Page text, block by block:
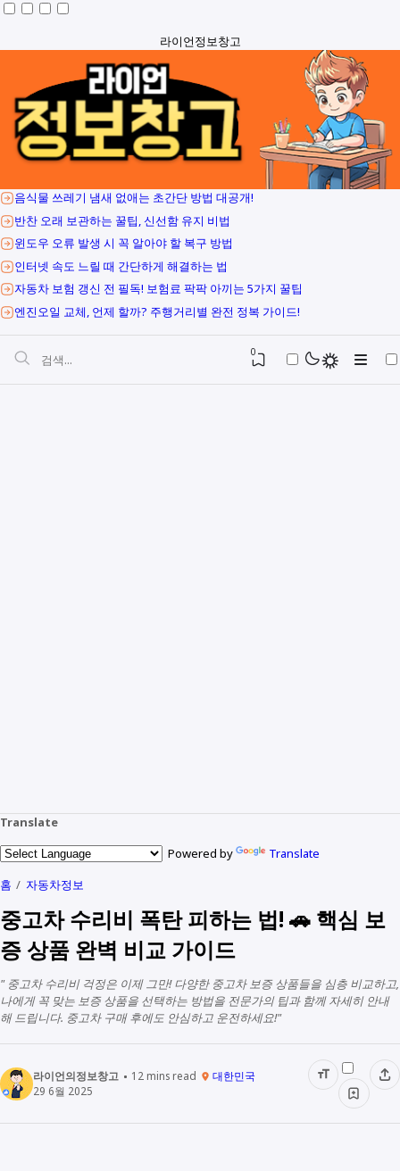
라이언정보창고
음식물 쓰레기 냄새 없애는 초간단 방법 대공개!
반찬 오래 보관하는 꿀팁, 신선함 유지 비법
윈도우 오류 발생 시 꼭 알아야 할 복구 방법
인터넷 속도 느릴 때 간단하게 해결하는 법
자동차 보험 갱신 전 필독! 보험료 팍팍 아끼는 5가지 꿀팁
엔진오일 교체, 언제 할까? 주행거리별 완전 정복 가이드!
0
Translate
Powered by
Translate
홈
자동차정보
중고차 수리비 폭탄 피하는 법! 🚗 핵심 보
증 상품 완벽 비교 가이드
" 중고차 수리비 걱정은 이제 그만! 다양한 중고차 보증 상품들을 심층 비교하고,
나에게 꼭 맞는 보증 상품을 선택하는 방법을 전문가의 팁과 함께 자세히 안내
해 드립니다. 중고차 구매 후에도 안심하고 운전하세요!"
라이언의정보창고 12mins read
대한민국
29 6월 2025